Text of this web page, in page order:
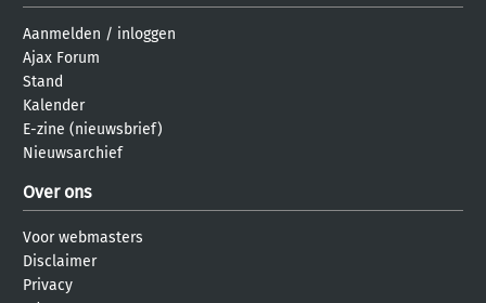
Aanmelden / inloggen
Ajax Forum
Stand
Kalender
E-zine (nieuwsbrief)
Nieuwsarchief
Over ons
Voor webmasters
Disclaimer
Privacy